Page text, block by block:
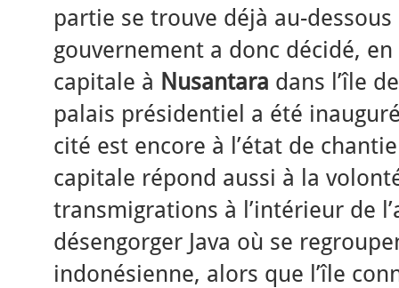
partie se trouve déjà au-
gouvernement a donc décidé,
capitale à Nusantara dans l’île
palais présidentiel a été
cité est encore à l’état de
capitale répond aussi à la
transmigrations à l’intérieur de
désengorger Java où se
indonésienne, alors que l’île